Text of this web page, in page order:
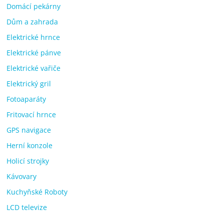
Domácí pekárny
Dům a zahrada
Elektrické hrnce
Elektrické pánve
Elektrické vařiče
Elektrický gril
Fotoaparáty
Fritovací hrnce
GPS navigace
Herní konzole
Holicí strojky
Kávovary
Kuchyňské Roboty
LCD televize